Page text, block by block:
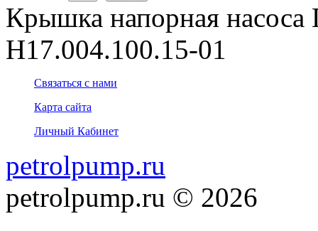
Крышка напорная
Н17.004.100.15-01
Связаться с нами
Карта сайта
Личный Кабинет
petrolpump.ru
petrolpump.ru © 2026